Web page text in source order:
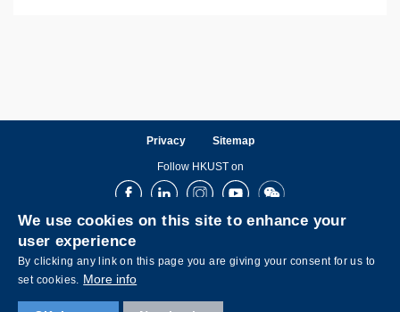
Privacy Sitemap
Follow HKUST on
FacebookLinkedInInstagramYoutubeWechat
We use cookies on this site to enhance your
user experience
By clicking any link on this page you are giving your consent for us to
set cookies. More info